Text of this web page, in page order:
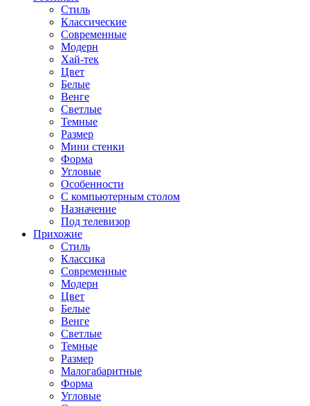
Стиль
Классические
Современные
Модерн
Хай-тек
Цвет
Белые
Венге
Светлые
Темные
Размер
Мини стенки
Форма
Угловые
Особенности
С компьютерным столом
Назначение
Под телевизор
Прихожие
Стиль
Классика
Современные
Модерн
Цвет
Белые
Венге
Светлые
Темные
Размер
Малогабаритные
Форма
Угловые